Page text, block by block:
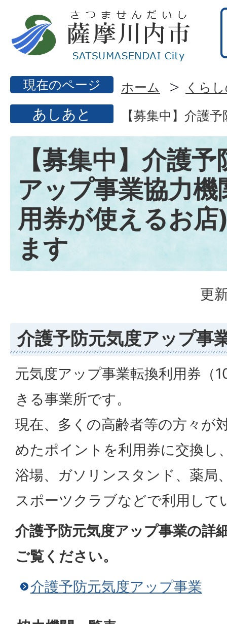
現在のページ ホーム くら
あしあと 【募集中】介護
【募集中】介護
アップ事業協力
用券が使えるお
ます
更
介護予防元気度アップ事
元気度アップ事業転換利用券（
きる事業所です。
現在、多くの高齢者等の方々が
めたポイントを利用券に交換し
浴場、ガソリンスタンド、薬局
スポーツクラブなどで利用して
介護予防元気度アップ事業の詳
ご覧ください。
介護予防元気度アップ事業